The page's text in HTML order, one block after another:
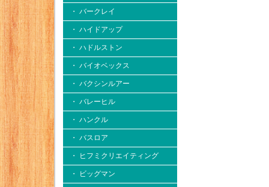
・ バークレイ
・ ハイドアップ
・ ハドルストン
・ バイオベックス
・ バクシンルアー
・ バレーヒル
・ ハンクル
・ バスロア
・ ヒフミクリエイティング
・ ビッグマン